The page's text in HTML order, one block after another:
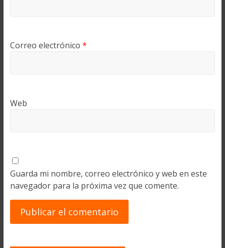
Correo electrónico *
Web
Guarda mi nombre, correo electrónico y web en este
navegador para la próxima vez que comente.